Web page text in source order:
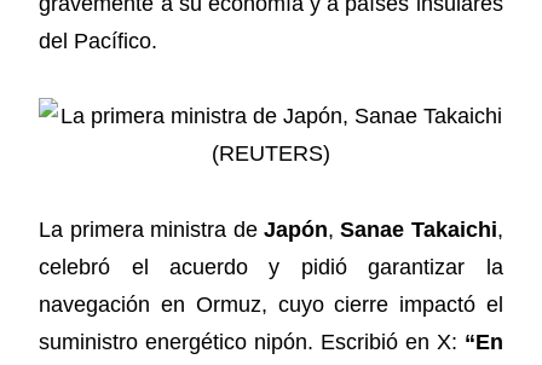
del Pacífico.
La primera ministra de Japón,Sanae Takaichi,
celebró el acuerdo y pidió garantizar la
navegación en Ormuz, cuyo cierre impactó el
suministro energético nipón. Escribió en X: “En